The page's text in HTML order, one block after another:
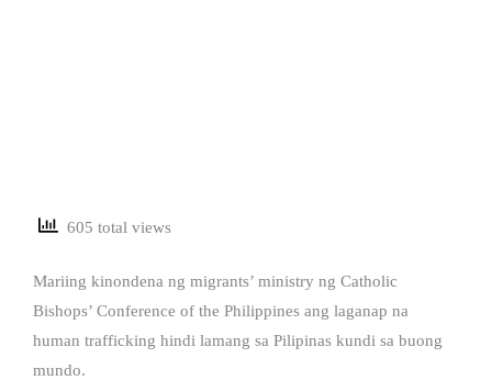
605 total views
Mariing kinondena ng migrants’ ministry ng Catholic
Bishops’ Conference of the Philippines ang laganap na
human trafficking hindi lamang sa Pilipinas kundi sa buong
mundo.